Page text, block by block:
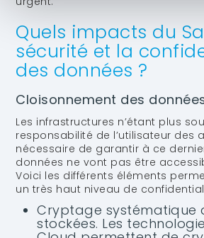
Quels impacts du
sécurité et la
des données ?
Cloisonnement des
Les infrastructures n’étant plus
responsabilité de l’utilisateur des
nécessaire de garantir à ce
données ne vont pas être
Voici les différents éléments
un très haut niveau de
Cryptage systématique
stockées. Les